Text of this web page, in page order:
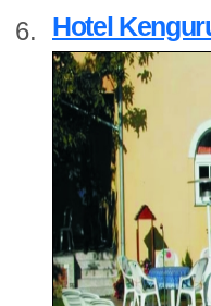
6. Hotel